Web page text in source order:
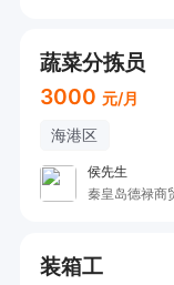
蔬菜分拣员
3000 元/月
海港区
侯先生
秦皇岛德禄商
装箱工